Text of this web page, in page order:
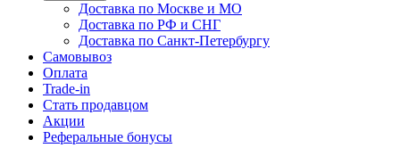
Доставка по Москве и МО
Доставка по РФ и СНГ
Доставка по Санкт-Петербургу
Самовывоз
Оплата
Trade-in
Стать продавцом
Акции
Реферальные бонусы